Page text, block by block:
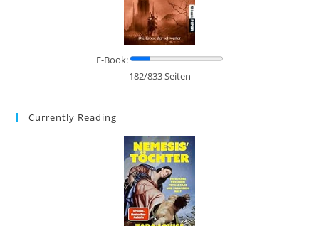
E-Book:
182/833 Seiten
Currently Reading